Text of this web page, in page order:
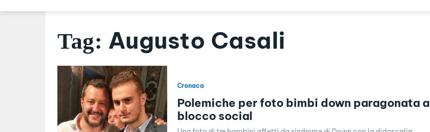
Tag: Augusto Casali
Cronaca
Polemiche per foto bimbi down paragonata a
blocco social